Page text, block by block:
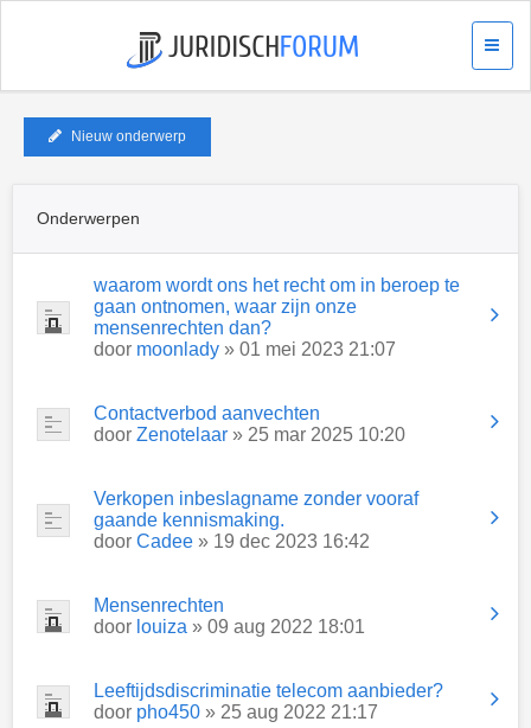
Nieuw onderwerp
Onderwerpen
waarom wordt ons het recht om in beroep te
gaan ontnomen, waar zijn onze
mensenrechten dan?
door moonlady » 01 mei 2023 21:07
Contactverbod aanvechten
door Zenotelaar » 25 mar 2025 10:20
Verkopen inbeslagname zonder vooraf
gaande kennismaking.
door Cadee » 19 dec 2023 16:42
Mensenrechten
door louiza » 09 aug 2022 18:01
Leeftijdsdiscriminatie telecom aanbieder?
door pho450 » 25 aug 2022 21:17